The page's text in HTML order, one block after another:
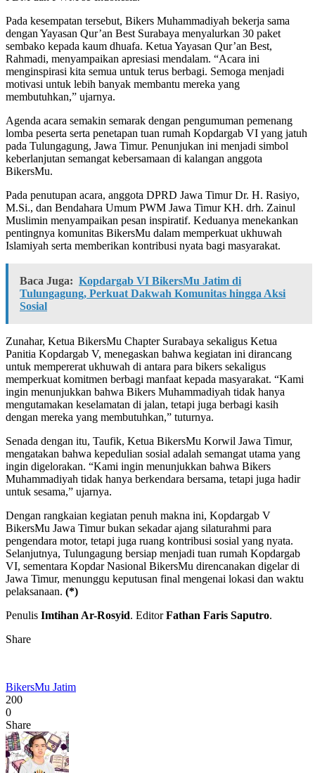
Pada kesempatan tersebut, Bikers Muhammadiyah bekerja sama
dengan Yayasan Qur’an Best Surabaya menyalurkan 30 paket
sembako kepada kaum dhuafa. Ketua Yayasan Qur’an Best,
Rahmadi, menyampaikan apresiasi mendalam. “Acara ini
menginspirasi kita semua untuk terus berbagi. Semoga menjadi
motivasi untuk lebih banyak membantu mereka yang
membutuhkan,” ujarnya.
Agenda acara semakin semarak dengan pengumuman pemenang
lomba peserta serta penetapan tuan rumah Kopdargab VI yang jatuh
pada Tulungagung, Jawa Timur. Penunjukan ini menjadi simbol
keberlanjutan semangat kebersamaan di kalangan anggota
BikersMu.
Pada penutupan acara, anggota DPRD Jawa Timur Dr. H. Rasiyo,
M.Si., dan Bendahara Umum PWM Jawa Timur KH. drh. Zainul
Muslimin menyampaikan pesan inspiratif. Keduanya menekankan
pentingnya komunitas BikersMu dalam memperkuat ukhuwah
Islamiyah serta memberikan kontribusi nyata bagi masyarakat.
Baca Juga: Kopdargab VI BikersMu Jatim di
Tulungagung, Perkuat Dakwah Komunitas hingga Aksi
Sosial
Zunahar, Ketua BikersMu Chapter Surabaya sekaligus Ketua
Panitia Kopdargab V, menegaskan bahwa kegiatan ini dirancang
untuk mempererat ukhuwah di antara para bikers sekaligus
memperkuat komitmen berbagi manfaat kepada masyarakat. “Kami
ingin menunjukkan bahwa Bikers Muhammadiyah tidak hanya
mengutamakan keselamatan di jalan, tetapi juga berbagi kasih
dengan mereka yang membutuhkan,” tuturnya.
Senada dengan itu, Taufik, Ketua BikersMu Korwil Jawa Timur,
mengatakan bahwa kepedulian sosial adalah semangat utama yang
ingin digelorakan. “Kami ingin menunjukkan bahwa Bikers
Muhammadiyah tidak hanya berkendara bersama, tetapi juga hadir
untuk sesama,” ujarnya.
Dengan rangkaian kegiatan penuh makna ini, Kopdargab V
BikersMu Jawa Timur bukan sekadar ajang silaturahmi para
pengendara motor, tetapi juga ruang kontribusi sosial yang nyata.
Selanjutnya, Tulungagung bersiap menjadi tuan rumah Kopdargab
VI, sementara Kopdar Nasional BikersMu direncanakan digelar di
Jawa Timur, menunggu keputusan final mengenai lokasi dan waktu
pelaksanaan. (*)
Penulis Imtihan Ar-Rosyid. EditorFathan Faris Saputro.
Share
BikersMu Jatim
200
0
Share